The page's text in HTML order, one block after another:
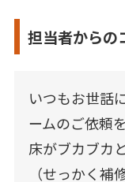
担当者からの
いつもお世話
ームのご依頼
床がブカブカ
（せっかく